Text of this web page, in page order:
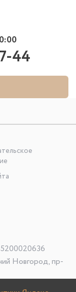
44
Новгород, пр-